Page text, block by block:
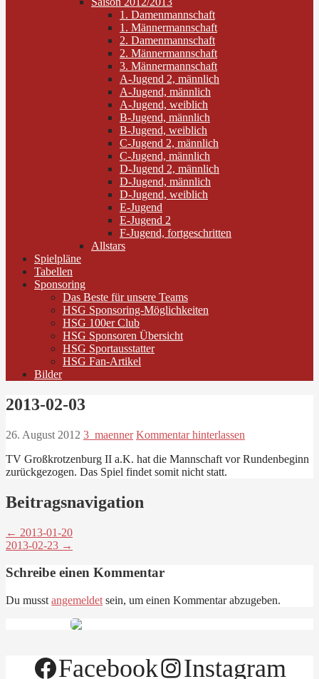
1. Damenmannschaft
1. Männermannschaft
2. Damenmannschaft
2. Männermannschaft
3. Männermannschaft
A-Jugend 2, männlich
A-Jugend, männlich
A-Jugend, weiblich
B-Jugend, männlich
B-Jugend, weiblich
C-Jugend 2, männlich
C-Jugend, männlich
D-Jugend 2, männlich
D-Jugend, männlich
D-Jugend, weiblich
E-Jugend
E-Jugend 2
F-Jugend, fortgeschritten
Allstars
Spielpläne
Tabellen
Sponsoring
Das Beste für unsere Teams
HSG Sponsoring-Möglichkeiten
HSG 100er Club
HSG Sponsoren Übersicht
HSG Sportausstatter
HSG Fan-Artikel
Bilder
2013-02-03
26. August 2012 3_maenner Kommentar hinterlassen
TV Großkrotzenburg II a.K. hat die Mannschaft vor Rundenbeginn
zurückgezogen. Das Spiel findet somit nicht statt.
Beitragsnavigation
← 2013-01-20
2013-02-23 →
Schreibe einen Kommentar
Du musst angemeldet sein, um einen Kommentar abzugeben.
Facebook Instagram